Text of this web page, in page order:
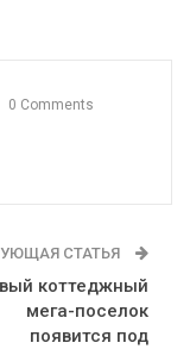
0 Comments
СТАТЬЯ
коттеджный
мега-поселок
появится под